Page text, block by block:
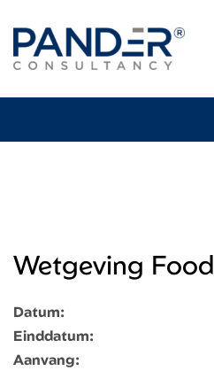
Wetgeving Food
Datum:
Einddatum:
Aanvang: